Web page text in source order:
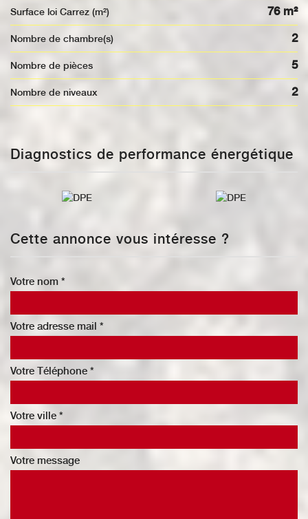
Surface loi Carrez (m²) 76 m²
Nombre de chambre(s) 2
Nombre de pièces 5
Nombre de niveaux 2
Diagnostics de performance énergétique
Cette annonce vous intéresse ?
Votre nom *
Votre adresse mail *
Votre Téléphone *
Votre ville *
Votre message